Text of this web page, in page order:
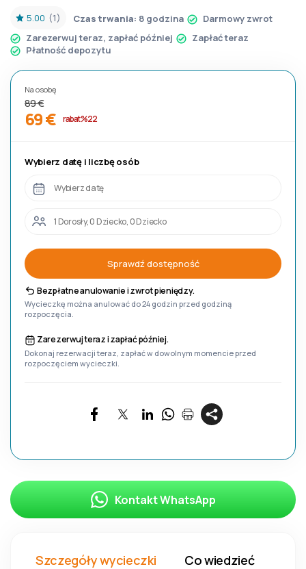
Szczegóły wycieczki Co wiedzieć
5.00 (1) Czas trwania: 8 godzina
Darmowy zwrot
Zarezerwuj teraz, zapłać później
Zapłać teraz
Płatność depozytu
Na osobę
89 €
69 € rabat %22
Wybierz datę i liczbę osób
Wybierz datę
1 Dorosły, 0 Dziecko, 0 Dziecko
Sprawdź dostępność
Bezpłatne anulowanie i zwrot pieniędzy.
Wycieczkę można anulować do 24 godzin przed godziną
rozpoczęcia.
Zarezerwuj teraz i zapłać później.
Dokonaj rezerwacji teraz, zapłać w dowolnym momencie przed
rozpoczęciem wycieczki.
Kontakt WhatsApp